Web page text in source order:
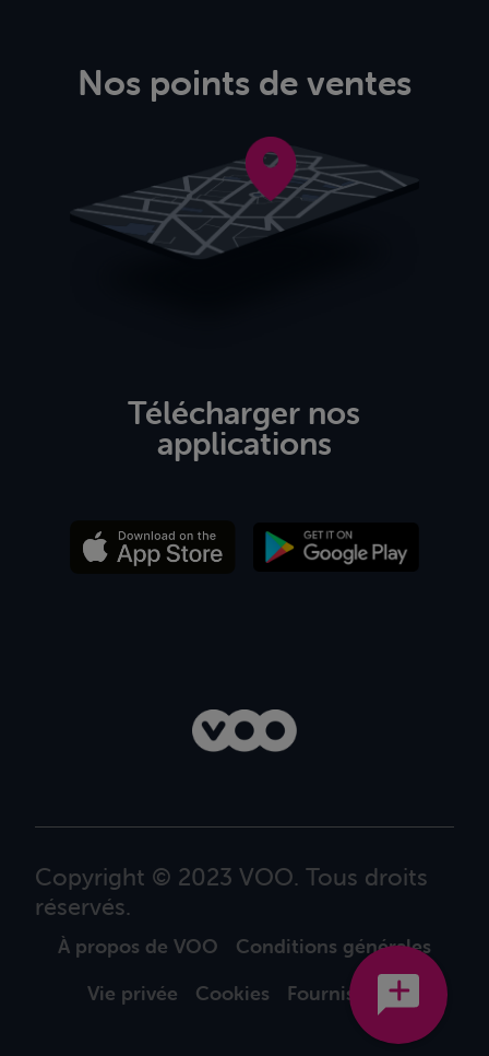
Nos points de ventes
Télécharger nos
applications
Copyright © 2023 VOO. Tous droits
réservés.
À propos de VOO
Conditions générales
Vie privée
Cookies Fournisseurs